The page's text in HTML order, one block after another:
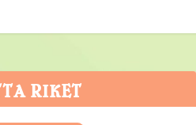
RIKET